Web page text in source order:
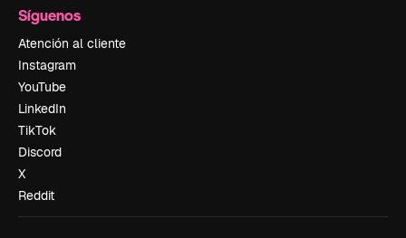
Síguenos
Atención al cliente
Instagram
YouTube
LinkedIn
TikTok
Discord
X
Reddit